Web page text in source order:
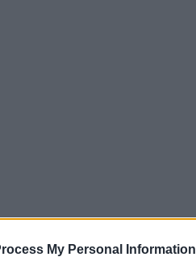
My Personal Information